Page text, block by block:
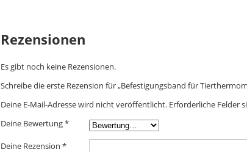
Rezensionen
Es gibt noch keine Rezensionen.
Schreibe die erste Rezension für „Befestigungsband für
Deine E-Mail-Adresse wird nicht veröffentlicht. Erforderliche Felder
Deine Bewertung*
Deine Rezension *